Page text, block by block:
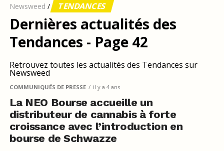
Newsweed / TENDANCES
Dernières actualités des
Tendances - Page 42
Retrouvez toutes les actualités des Tendances sur
Newsweed
COMMUNIQUÉS DE PRESSE il y a 4 ans
La NEO Bourse accueille un
distributeur de cannabis à forte
croissance avec l’introduction en
bourse de Schwazze